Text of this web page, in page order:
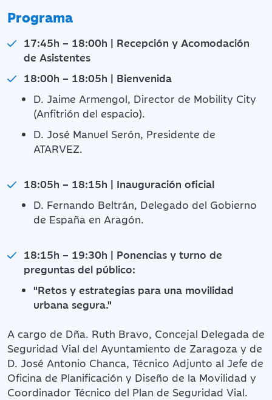
Programa
17:45h – 18:00h | Recepción y Acomodación
de Asistentes
18:00h – 18:05h | Bienvenida
D. Jaime Armengol, Director de Mobility City
(Anfitrión del espacio).
D. José Manuel Serón, Presidente de
ATARVEZ.
18:05h – 18:15h | Inauguración oficial
D. Fernando Beltrán, Delegado del Gobierno
de España en Aragón.
18:15h – 19:30h | Ponencias y turno de
preguntas del público:
"Retos y estrategias para una movilidad
urbana segura."
A cargo de Dña. Ruth Bravo, Concejal Delegada de
Seguridad Vial del Ayuntamiento de Zaragoza y de
D. José Antonio Chanca, Técnico Adjunto al Jefe de
Oficina de Planificación y Diseño de la Movilidad y
Coordinador Técnico del Plan de Seguridad Vial.